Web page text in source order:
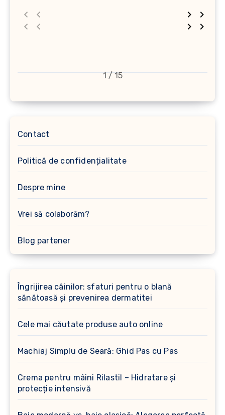
1 / 15
Contact
Politică de confidențialitate
Despre mine
Vrei să colaborăm?
Blog partener
Îngrijirea câinilor: sfaturi pentru o blană
sănătoasă și prevenirea dermatitei
Cele mai căutate produse auto online
Machiaj Simplu de Seară: Ghid Pas cu Pas
Crema pentru mâini Rilastil – Hidratare și
protecție intensivă